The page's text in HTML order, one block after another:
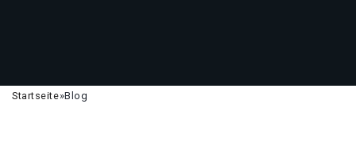
Startseite»Blog